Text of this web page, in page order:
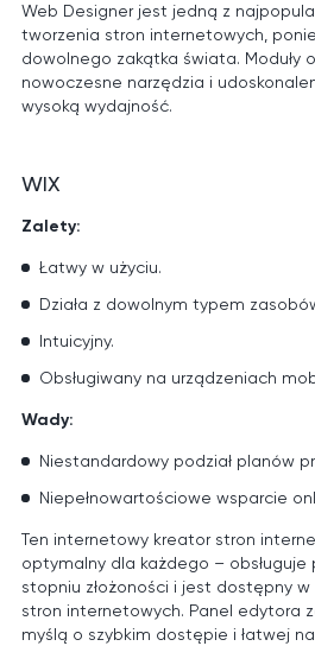
Web Designer jest jedną z
tworzenia stron internetowych,
dowolnego zakątka świata. Moduły
nowoczesne narzędzia i
wysoką wydajność.
WIX
Zalety:
Łatwy w użyciu.
Działa z dowolnym typem
Intuicyjny.
Obsługiwany na urządzeniach
Wady:
Niestandardowy podział planów
Niepełnowartościowe wsparcie
Ten internetowy kreator stron
optymalny dla każdego –
stopniu złożoności i jest dostępny
stron internetowych. Panel edytora
myślą o szybkim dostępie i łatwej